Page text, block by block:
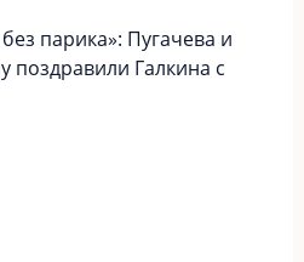
парика»: Пугачева и
Галкина с